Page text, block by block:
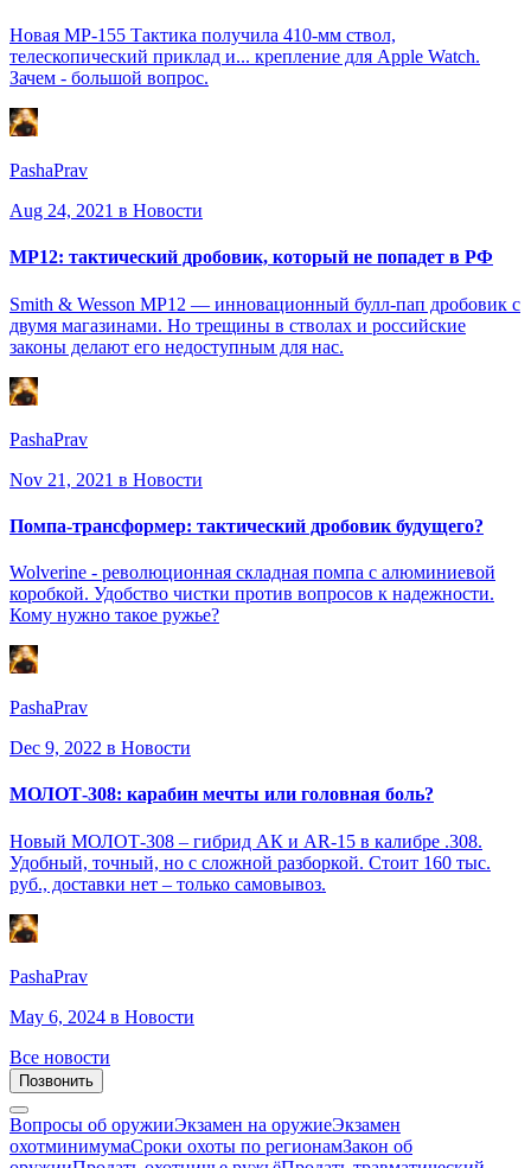
Новая МР-155 Тактика получила 410-мм ствол,
телескопический приклад и... крепление для Apple Watch.
Зачем - большой вопрос.
PashaPrav
Aug 24, 2021 в Новости
MP12: тактический дробовик, который не попадет в РФ
Smith & Wesson MP12 — инновационный булл-пап дробовик с
двумя магазинами. Но трещины в стволах и российские
законы делают его недоступным для нас.
PashaPrav
Nov 21, 2021 в Новости
Помпа-трансформер: тактический дробовик будущего?
Wolverine - революционная складная помпа с алюминиевой
коробкой. Удобство чистки против вопросов к надежности.
Кому нужно такое ружье?
PashaPrav
Dec 9, 2022 в Новости
МОЛОТ-308: карабин мечты или головная боль?
Новый МОЛОТ-308 – гибрид АК и AR-15 в калибре .308.
Удобный, точный, но с сложной разборкой. Стоит 160 тыс.
руб., доставки нет – только самовывоз.
PashaPrav
May 6, 2024 в Новости
Все новости
Позвонить
Вопросы об оружииЭкзамен на оружиеЭкзамен
охотминимумаСроки охоты по регионамЗакон об